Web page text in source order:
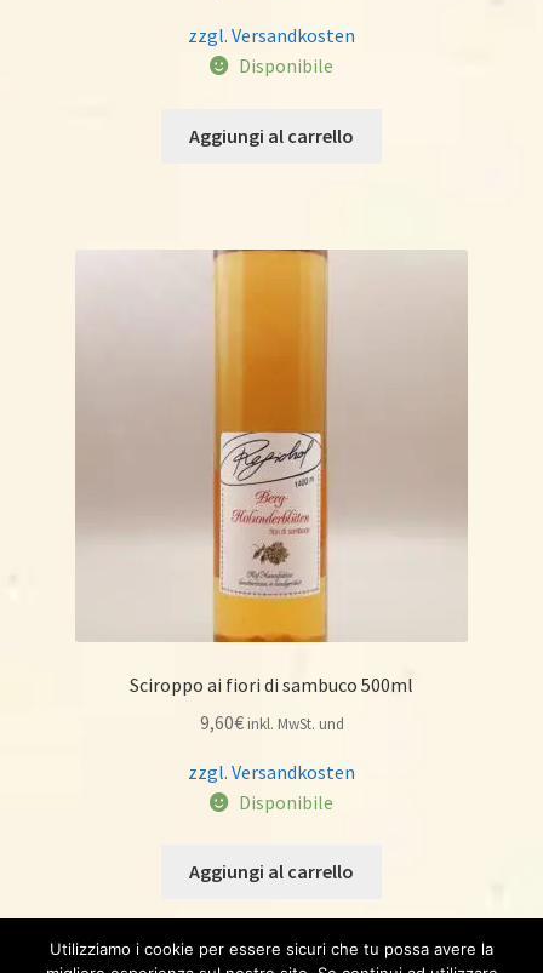
zzgl. Versandkosten
Disponibile
Aggiungi al carrello
Sciroppo ai fiori di sambuco 500ml
9,60€ inkl. MwSt. und
zzgl. Versandkosten
Disponibile
Aggiungi al carrello
Utilizziamo i cookie per essere sicuri che tu possa avere la